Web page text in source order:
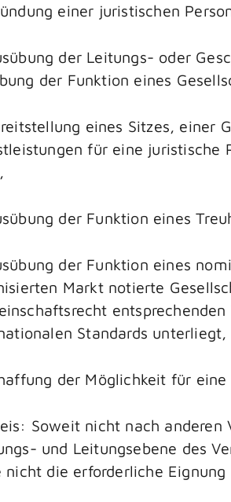
einer juristischen
der Leitungs- oder
der Funktion eines
eines Sitzes, einer
für eine juristische
der Funktion eines
der Funktion eines
Markt notierte
Standards unterliegt,
der Möglichkeit für
Soweit nicht nach
und Leitungsebene des
nicht die erforderliche